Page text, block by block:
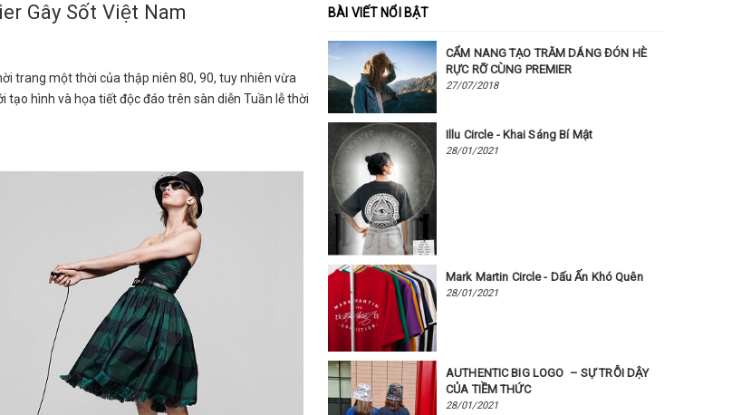
Gây Sốt Việt Nam
trang một thời của thập niên 80, 90, tuy nhiên vừa
tạo hình và họa tiết độc đáo trên sàn diễn Tuần lễ thời
BÀI VIẾT NỔI BẬT
CẨM NANG TẠO TRĂM DÁNG ĐÓN HÈ
RỰC RỠ CÙNG PREMIER
27/07/2018
Illu Circle - Khai Sáng Bí Mật
28/01/2021
Mark Martin Circle - Dấu Ấn Khó Quên
28/01/2021
AUTHENTIC BIG LOGO – SỰ TRỖI DẬY
CỦA TIỀM THỨC
28/01/2021